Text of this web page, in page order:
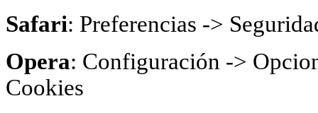
Safari: Preferencias ->
Opera: Configuración ->
Cookies